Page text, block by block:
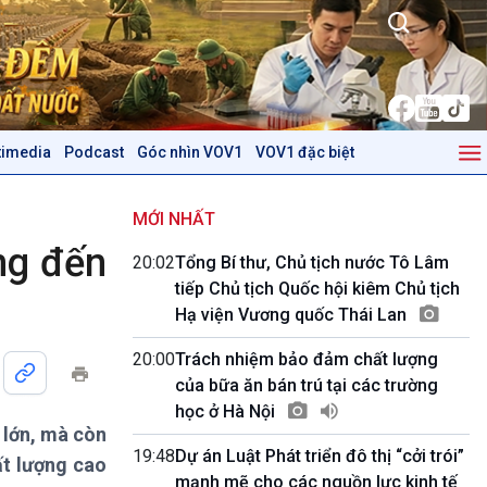
Podcast Góc nhìn VOV1 VOV1 đặc biệt
Trước giờ mở cửa
Dòng chảy Kinh tế
Tuyên chiến với gian lận
thương mại
Mùa vàng
Biển đảo Việt Nam
Tâm tình biên giới và hải
Tìm hiểu biển, đảo Việt
Nam
Podcast
Góc nhìn VOV1
Bình luận
đến
mà còn
lượng cao
MỚI NHẤT
20:02Tổng Bí thư, Chủ tịch nước Tô Lâm
tiếp Chủ tịch Quốc hội kiêm Chủ tịch
Hạ viện Vương quốc Thái Lan
20:00Trách nhiệm bảo đảm chất lượng
của bữa ăn bán trú tại các trường
học ở Hà Nội
19:48Dự án Luật Phát triển đô thị “cởi trói”
mạnh mẽ cho các nguồn lực kinh tế